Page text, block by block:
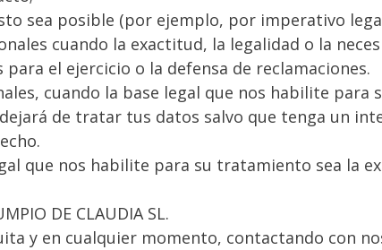
sea posible (por ejemplo, por imperativo
cuando la exactitud, la legalidad o la
el ejercicio o la defensa de reclamaciones.
cuando la base legal que nos habilite para
dejará de tratar tus datos salvo que tenga un
que nos habilite para su tratamiento sea la
DE CLAUDIA SL.
y en cualquier momento, contactando con